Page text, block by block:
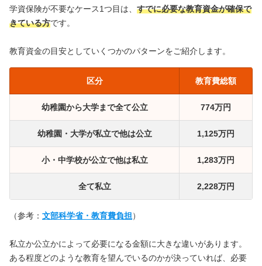
学資保険が不要なケース1つ目は、 すでに必要な教育資金が確保で
きている方です。
教育資金の目安としていくつかのパターンをご紹介します。
区分 教育費総額
幼稚園から大学まで全て公立 774万円
幼稚園・大学が私立で他は公立 1,125万円
小・中学校が公立で他は私立 1,283万円
全て私立 2,228万円
（参考： 文部科学省・教育費負担）
私立か公立かによって必要になる金額に大きな違いがあります。
ある程度どのような教育を望んでいるのかが決っていれば、必要